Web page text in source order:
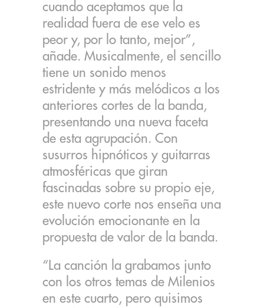
cuando aceptamos que la
realidad fuera de ese velo es
peor y, por lo tanto, mejor”,
añade. Musicalmente, el sencillo
tiene un sonido menos
estridente y más melódicos a los
anteriores cortes de la banda,
presentando una nueva faceta
de esta agrupación. Con
susurros hipnóticos y guitarras
atmosféricas que giran
fascinadas sobre su propio eje,
este nuevo corte nos enseña una
evolución emocionante en la
propuesta de valor de la banda.
“La canción la grabamos junto
con los otros temas de Milenios
en este cuarto, pero quisimos